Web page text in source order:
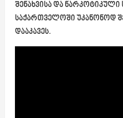
შენახვისა და ნარკოტიკული
საქართველოში უკანონოდ
დააკავეს.